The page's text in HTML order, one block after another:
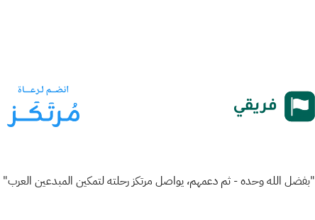
"بفضل الله وحده - ثم دعمهم، يواصل مرتكز رحلته لتمكين المبدعين العرب"